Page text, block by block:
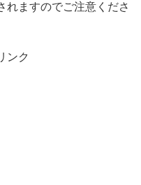
れますのでご注意くださ
ンク